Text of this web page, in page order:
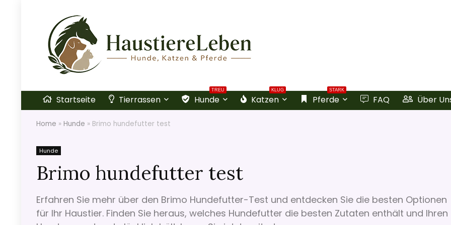
Startseite Tierrassen
TREU
Hunde
KLUG
Katzen
STARK
Pferde FAQ Über
Home » Hunde » Brimo hundefutter test
Hunde
Brimo hundefutter test
Erfahren Sie mehr über den Brimo Hundefutter-Test und entdecken Sie die besten Optionen
für Ihr Haustier. Finden Sie heraus, welches Hundefutter die besten Zutaten enthält und Ihren